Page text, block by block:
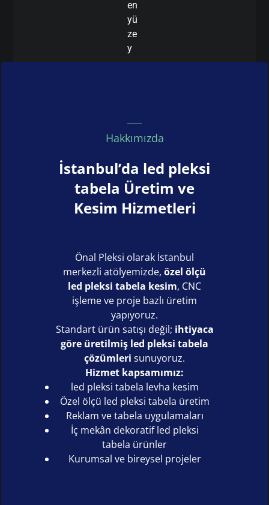
en
yü
ze
y
Hakkımızda
İstanbul’da led pleksi
tabela Üretim ve
Kesim Hizmetleri
Önal Pleksi olarak İstanbul
merkezli atölyemizde, özel ölçü
led pleksi tabela kesim, CNC
işleme ve proje bazlı üretim
yapıyoruz.
Standart ürün satışı değil; ihtiyaca
göre üretilmiş led pleksi tabela
çözümleri sunuyoruz.
Hizmet kapsamımız:
led pleksi tabela levha kesim
Özel ölçü led pleksi tabela üretim
Reklam ve tabela uygulamaları
İç mekân dekoratif led pleksi
tabela ürünler
Kurumsal ve bireysel projeler